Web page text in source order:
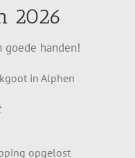
2026
handen!